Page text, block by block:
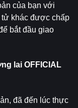
của bạn với
tử khác được chấp
bắt đầu giao
lai OFFICIAL
đã đến lúc thực